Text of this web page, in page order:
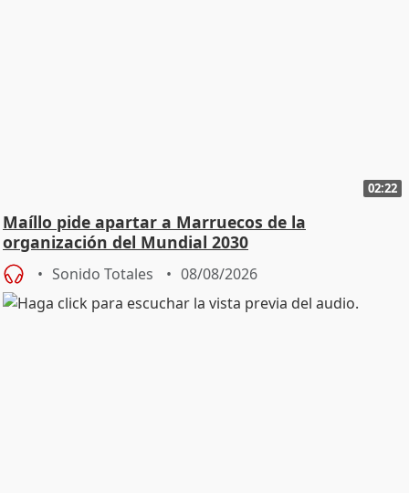
02:22
Maíllo pide apartar a Marruecos de la
organización del Mundial 2030
Sonido Totales 08/08/2026